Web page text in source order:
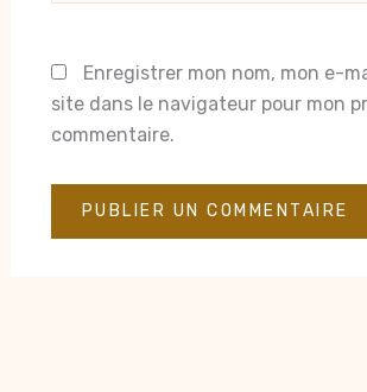
Enregistrer mon nom, mon e-
site dans le navigateur pour mon
commentaire.